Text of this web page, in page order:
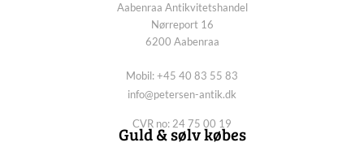
Aabenraa Antikvitetshandel
Nørreport 16
6200 Aabenraa
Mobil: +45 40 83 55 83
info@petersen-antik.dk
CVR no: 24 75 00 19
Guld & sølv købes